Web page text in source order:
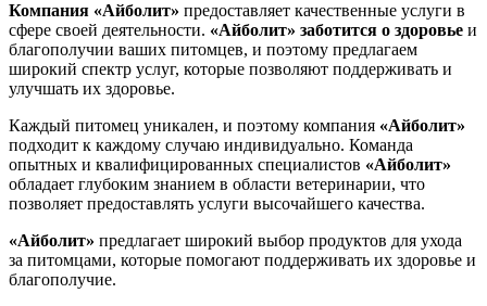
Компания «Айболит» предоставляет качественные услуги в
сфере своей деятельности. «Айболит» заботится о здоровье и
благополучии ваших питомцев, и поэтому предлагаем
широкий спектр услуг, которые позволяют поддерживать и
улучшать их здоровье.
Каждый питомец уникален, и поэтому компания «Айболит»
подходит к каждому случаю индивидуально. Команда
опытных и квалифицированных специалистов «Айболит»
обладает глубоким знанием в области ветеринарии, что
позволяет предоставлять услуги высочайшего качества.
«Айболит» предлагает широкий выбор продуктов для ухода
за питомцами, которые помогают поддерживать их здоровье и
благополучие.